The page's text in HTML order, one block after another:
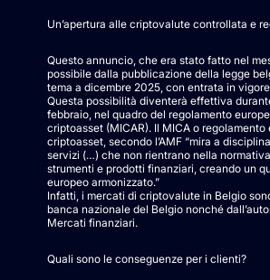
Un’apertura alle criptovalute controllata e
Questo annuncio, che era stato fatto nel
possibile dalla pubblicazione della legge
tema a dicembre 2025, con entrata in
Questa possibilità diventerà effettiva
febbraio, nel quadro del regolamento
criptoasset (MICAR). Il MICA o
criptoasset, secondo l’AMF “mira a
servizi (…) che non rientrano nella
strumenti e prodotti finanziari, creando un
europeo armonizzato.”
Infatti, i mercati di criptovalute in Belgio
banca nazionale del Belgio nonché
Mercati finanziari.
Quali sono le conseguenze per i clienti?